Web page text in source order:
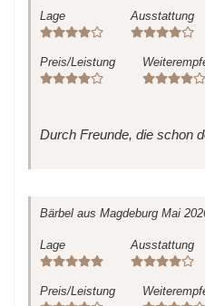
Lage Ausstattung
Preis/Leistung
Durch Freunde, die schon
Bärbel aus Magdeburg Mai
Lage Ausstattung
Preis/Leistung